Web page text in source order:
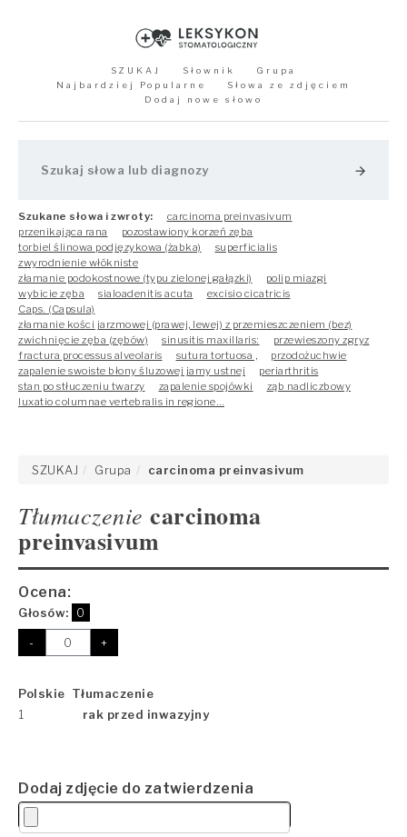
SZUKAJ Słownik
Grupa
Najbardziej Popularne
Słowa ze zdjęciem
Dodaj nowe słowo
arrow_forward
Szukane słowa i zwroty:
carcinoma preinvasivum
przenikająca rana
pozostawiony korzeń zęba
torbiel ślinowa podjęzykowa (żabka)
superficialis
zwyrodnienie włókniste
złamanie podokostnowe (typu zielonej gałązki)
polip miazgi
wybicie zęba
sialoadenitis acuta
excisio cicatricis
Caps. (Capsula)
złamanie kości jarzmowej (prawej, lewej) z przemieszczeniem (bez)
zwichnięcie zęba (zębów)
sinusitis maxillaris:
przewieszony zgryz
fractura processus alveolaris
sutura tortuosa ,
przodożuchwie
zapalenie swoiste błony śluzowej jamy ustnej
periarthritis
stan po stłuczeniu twarzy
zapalenie spojówki
ząb nadliczbowy
luxatio columnae vertebralis in regione…
SZUKAJ Grupa carcinoma preinvasivum
Tłumaczenie carcinoma
preinvasivum
Ocena:
Głosów: 0
- +
Polskie Tłumaczenie
1
rak przed inwazyjny
Dodaj zdjęcie do zatwierdzenia